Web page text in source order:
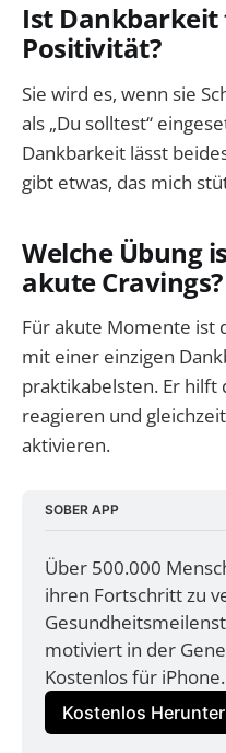
Ist Dankbarkeit
Positivität?
Sie wird es, wenn sie
als „Du solltest“
Dankbarkeit lässt
gibt etwas, das mich
Welche Übung
akute Cravings?
Für akute Momente ist
mit einer einzigen
praktikabelsten. Er hilft
reagieren und
aktivieren.
SOBER APP
Über 500.000
ihren Fortschritt zu
motiviert in der
Kostenlos für iPhone.
Kostenlos